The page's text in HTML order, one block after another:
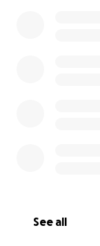
See all